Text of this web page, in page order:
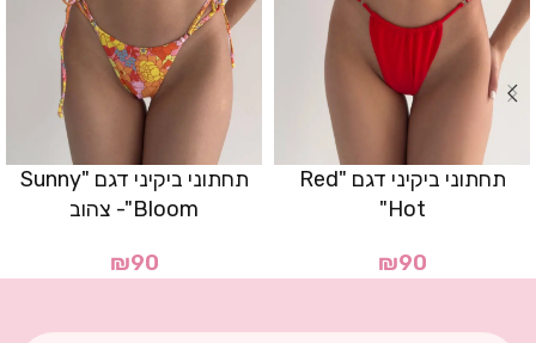
תחתוני ביקיני דגם "Red
Hot"
₪90
תחתוני ביקיני דגם "Sunny
Bloom"- צהוב
₪90